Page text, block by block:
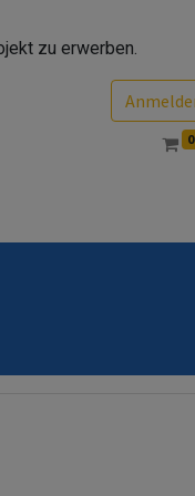
zu erwerben.
0